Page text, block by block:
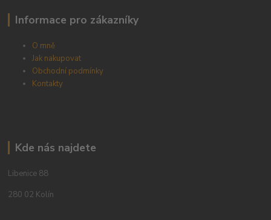
Informace pro zákazníky
O mně
Jak nakupovat
Obchodní podmínky
Kontakty
Kde nás najdete
Libenice 88
280 02 Kolín